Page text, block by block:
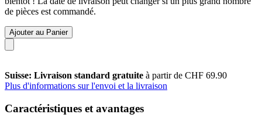
de pièces est commandé.
Ajouter au Panier
Suisse: Livraison standard gratuite à partir de CHF 69.90
Plus d'informations sur l'envoi et la livraison
Caractéristiques et avantages